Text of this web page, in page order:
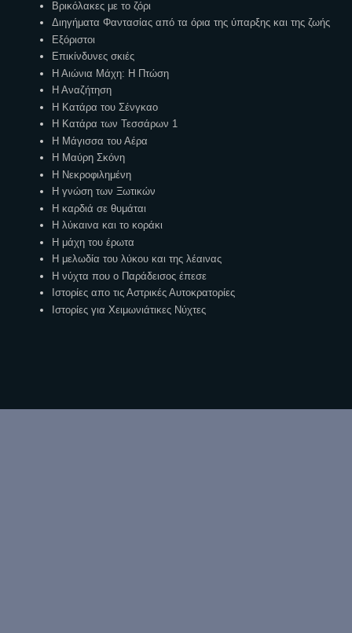
Βρικόλακες με το ζόρι
Διηγήματα Φαντασίας από τα όρια της ύπαρξης και της ζωής
Εξόριστοι
Επικίνδυνες σκιές
Η Αιώνια Μάχη: Η Πτώση
Η Αναζήτηση
Η Κατάρα του Σένγκαο
Η Κατάρα των Τεσσάρων 1
Η Μάγισσα του Αέρα
Η Μαύρη Σκόνη
Η Νεκροφιλημένη
Η γνώση των Ξωτικών
Η καρδιά σε θυμάται
Η λύκαινα και το κοράκι
Η μάχη του έρωτα
Η μελωδία του λύκου και της λέαινας
Η νύχτα που ο Παράδεισος έπεσε
Ιστορίες απο τις Αστρικές Αυτοκρατορίες
Ιστορίες για Χειμωνιάτικες Νύχτες